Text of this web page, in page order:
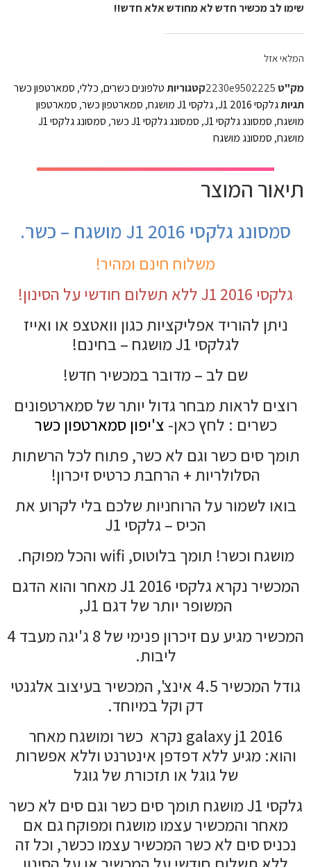
שימו לב מכשיר חדש לא מחודש אלא חדש!!
המלאי אזל
מק"ט 2230e9502225קטגוריותטלפונים כשרים, כללי, סמארטפון כשר
תגיותגלקסי J1 2016 ,גלקסי J1 מושגח , סמארטפון כשר, סמארטפון
מושגח, סמסונג גלקסי J1 , סמסונג גלקסי J1 כשר ,
סמסונג גלקסי J1
מושגח, סמסונג מושגח
תיאור המוצר
סמסונג גלקסי J1 2016 מושגח – כשר.
משלוח חינם ומהיר!
גלקסי J1 2016 ללא תשלום חודשי על הסינון!
ניתן להוריד אפליקציות כגון וואטצפ או ואייז
לגלקסי J1 מושגח – בחינם!
שם לב – מדובר במכשיר חדש!
רוצים לראות מבחר גדול יותר של סמארטפונים
כשרים : לחץ כאן- צ'יפון סמארטפון כשר
תומך סים כשר וגם לא כשר, פתוח לכל הרשתות
הסלולריות + הרחבת כרטיס זיכרון!
בואו לשמור על הרוחניות שלכם בלי לקרוע את
הכיס – גלקסי J1
מושגח וכשר! תומך בלוטוס, wifi והכל מפוקח.
המכשיר נקרא גלקסי J1 2016 מאחר והוא הדגם
המשופר יותר של דגם J1,
המכשיר מגיע עם זיכרון פנימי של 8 ג'יגה מעבד 4
ליבות.
גודל המכשיר 4.5 אינצ', המכשיר בעיצוב אלגנטי
דק וקל במיוחד.
galaxy j1 2016 נקרא כשר ומושגח מאחר
והוא: מגיע ללא דפדפן אינטרנט וללא אפשרות
של גוגל או תזכורת של גוגל
גלקסי J1 מושגח תומך סים כשר וגם סים לא כשר
מאחר והמכשיר עצמו מושגח ומפוקח גם אם
נכניס סים לא כשר המכשיר עצמו ככשר, וכל זה